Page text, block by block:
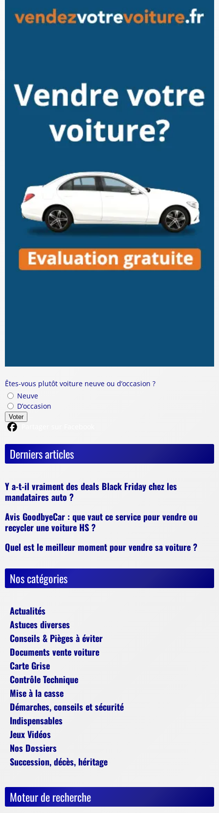
Êtes-vous plutôt voiture neuve ou d’occasion ?
Neuve
D’occasion
Voter
Derniers articles
Y a-t-il vraiment des deals Black Friday chez les
mandataires auto ?
Avis GoodbyeCar : que vaut ce service pour vendre ou
recycler une voiture HS ?
Quel est le meilleur moment pour vendre sa voiture ?
Nos catégories
Actualités
Astuces diverses
Conseils & Pièges à éviter
Documents vente voiture
Carte Grise
Contrôle Technique
Mise à la casse
Démarches, conseils et sécurité
Indispensables
Jeux Vidéos
Nos Dossiers
Succession, décès, héritage
Moteur de recherche